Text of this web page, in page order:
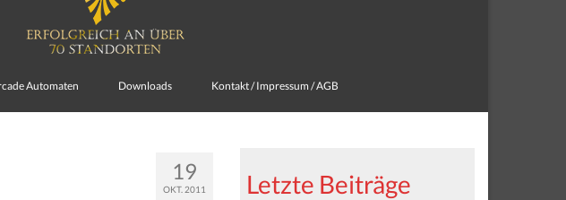
Automaten Downloads Kontakt / Impressum / AGB
19
OKT. 2011 Letzte Beiträge